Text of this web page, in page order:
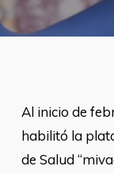
Al inicio de
habilitó la
de Salud